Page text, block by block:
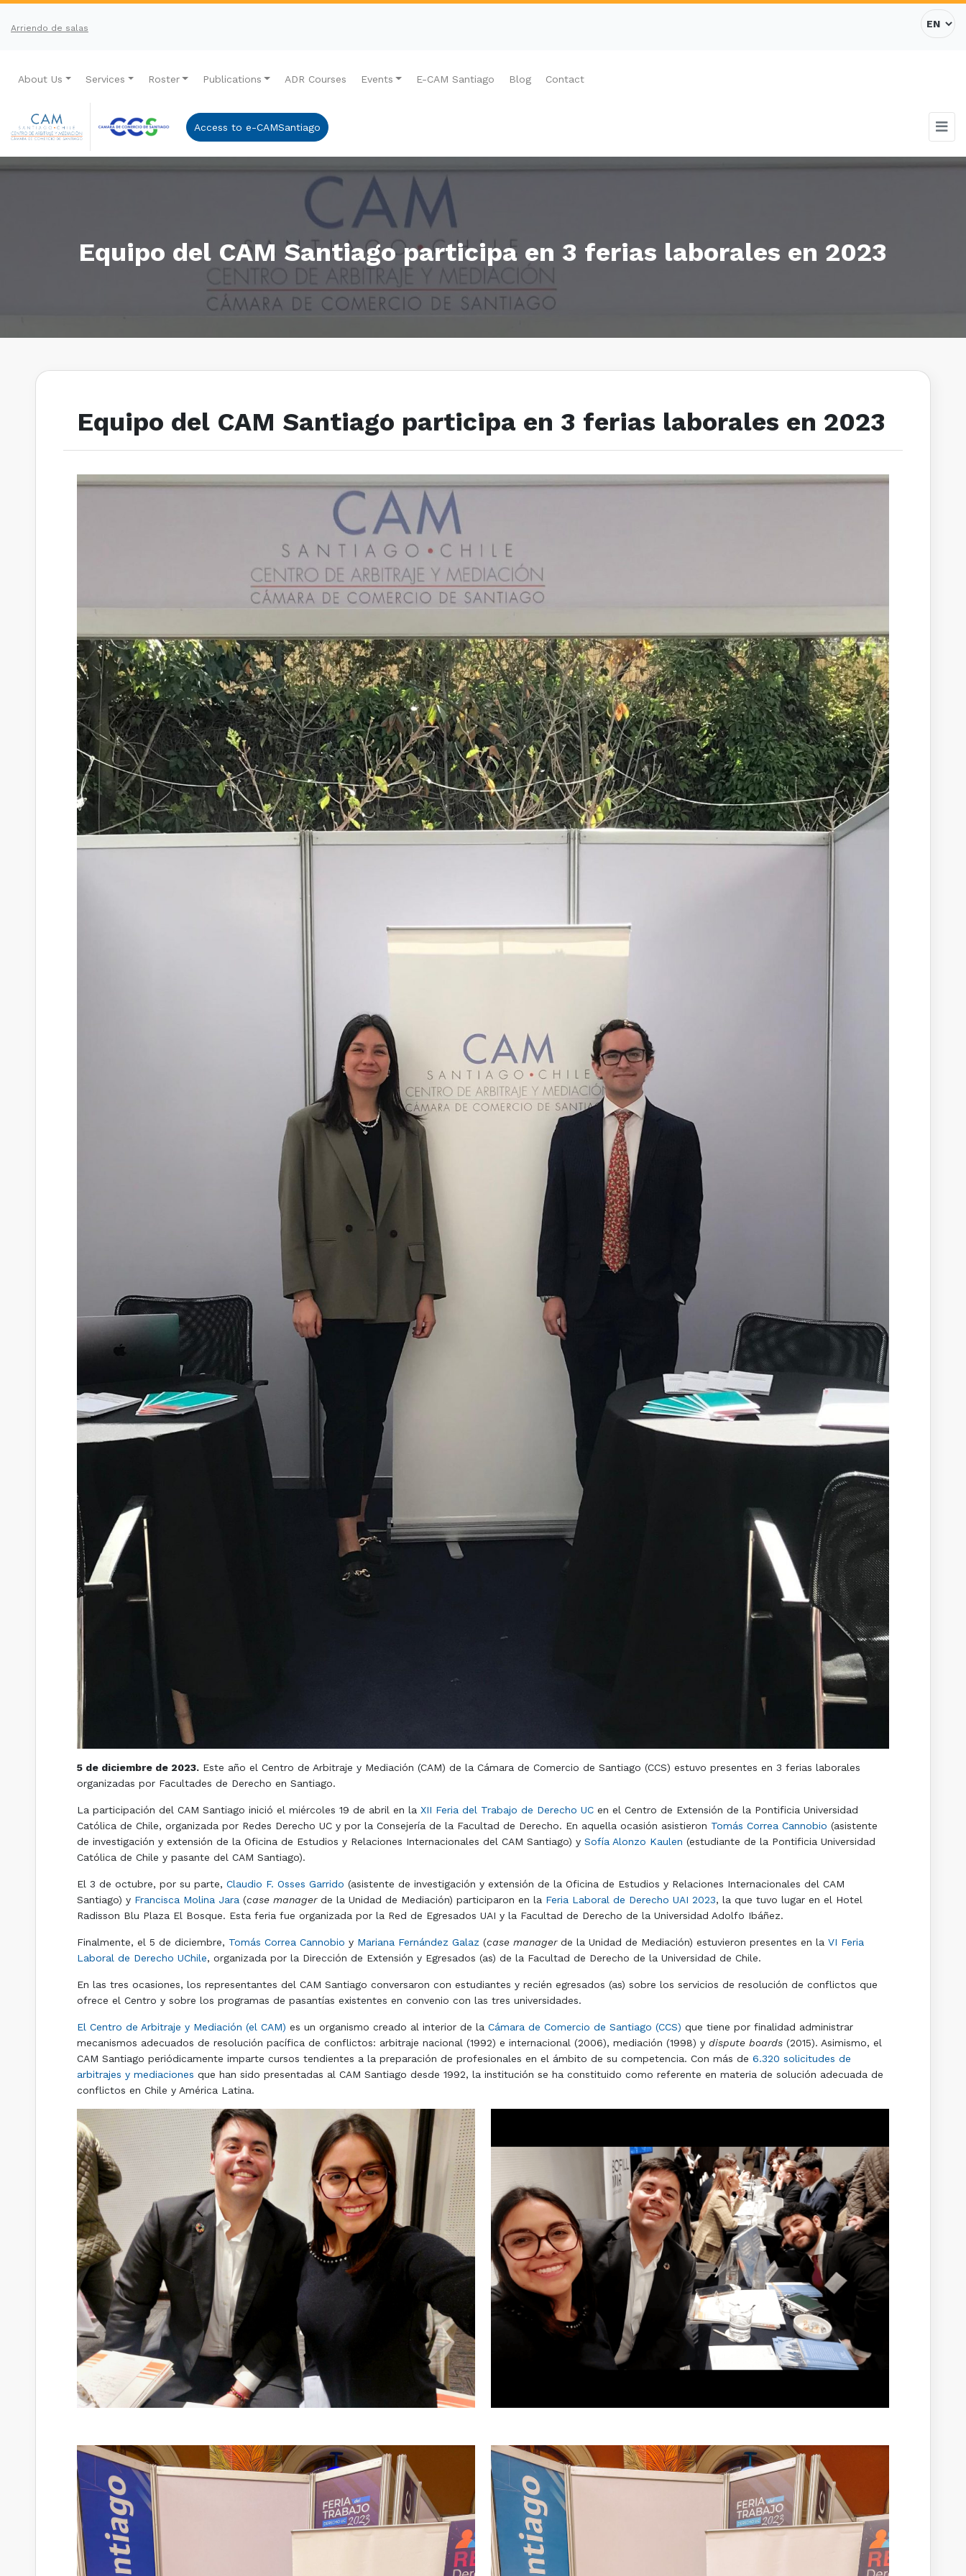
Arriendo de salas
About Us Services Roster Publications ADR Courses Events E-CAM Santiago Blog Contact
Access to e-CAMSantiago
Equipo del CAM Santiago participa en 3 ferias laborales en 2023
Equipo del CAM Santiago participa en 3 ferias laborales en 2023
5 de diciembre de 2023. Este año el Centro de Arbitraje y Mediación (CAM) de la Cámara de Comercio de Santiago (CCS) estuvo presentes en 3 ferias laborales
organizadas por Facultades de Derecho en Santiago.
La participación del CAM Santiago inició el miércoles 19 de abril en laXII Feria del Trabajo de Derecho UC en el Centro de Extensión de la Pontificia Universidad
Católica de Chile, organizada por Redes Derecho UC y por la Consejería de la Facultad de Derecho. En aquella ocasión asistieron Tomás Correa Cannobio (asistente
de investigación y extensión de la Oficina de Estudios y Relaciones Internacionales del CAM Santiago) ySofía Alonzo Kaulen (estudiante de la Pontificia Universidad
Católica de Chile y pasante del CAM Santiago).
El 3 de octubre, por su parte,Claudio F. Osses Garrido (asistente de investigación y extensión de la Oficina de Estudios y Relaciones Internacionales del CAM
Santiago) y Francisca Molina Jara (case managerde la Unidad de Mediación) participaron en la Feria Laboral de Derecho UAI 2023, la que tuvo lugar en el Hotel
Radisson Blu Plaza El Bosque. Esta feria fue organizada por la Red de Egresados UAI y la Facultad de Derecho de la Universidad Adolfo Ibáñez.
Finalmente, el 5 de diciembre, Tomás Correa Cannobio y Mariana Fernández Galaz (case managerde la Unidad de Mediación) estuvieron presentes en laVI Feria
Laboral de Derecho UChile, organizada por la Dirección de Extensión y Egresados (as) de la Facultad de Derecho de la Universidad de Chile.
En las tres ocasiones, los representantes del CAM Santiago conversaron con estudiantes y recién egresados (as) sobre los servicios de resolución de conflictos que
ofrece el Centro y sobre los programas de pasantías existentes en convenio con las tres universidades.
El Centro de Arbitraje y Mediación (el CAM) es un organismo creado al interior de laCámara de Comercio de Santiago (CCS) que tiene por finalidad administrar
mecanismos adecuados de resolución pacífica de conflictos: arbitraje nacional (1992) e internacional (2006), mediación (1998) ydispute boards (2015). Asimismo, el
CAM Santiago periódicamente imparte cursos tendientes a la preparación de profesionales en el ámbito de su competencia. Con más de6.320 solicitudes de
arbitrajes y mediaciones que han sido presentadas al CAM Santiago desde 1992, la institución se ha constituido como referente en materia de solución adecuada de
conflictos en Chile y América Latina.